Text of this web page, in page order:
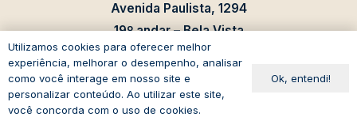
Avenida Paulista, 1294
19º andar – Bela Vista
01310-100 – São Paulo – SP
Brasil
Utilizamos cookies para oferecer melhor
experiência, melhorar o desempenho, analisar
como você interage em nosso site e
personalizar conteúdo. Ao utilizar este site,
você concorda com o uso de cookies.
Ok, entendi!